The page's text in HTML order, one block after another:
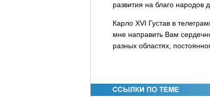
развития на благо народов
Карло ХVI Густав в
мне направить Вам
разных областях,